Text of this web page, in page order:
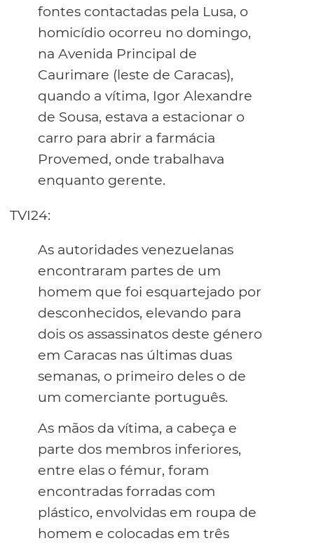
fontes contactadas pela Lusa, o
homicídio ocorreu no domingo,
na Avenida Principal de
Caurimare (leste de Caracas),
quando a vítima, Igor Alexandre
de Sousa, estava a estacionar o
carro para abrir a farmácia
Provemed, onde trabalhava
enquanto gerente.
TVI24:
As autoridades venezuelanas
encontraram partes de um
homem que foi esquartejado por
desconhecidos, elevando para
dois os assassinatos deste género
em Caracas nas últimas duas
semanas, o primeiro deles o de
um comerciante português.
As mãos da vítima, a cabeça e
parte dos membros inferiores,
entre elas o fémur, foram
encontradas forradas com
plástico, envolvidas em roupa de
homem e colocadas em três